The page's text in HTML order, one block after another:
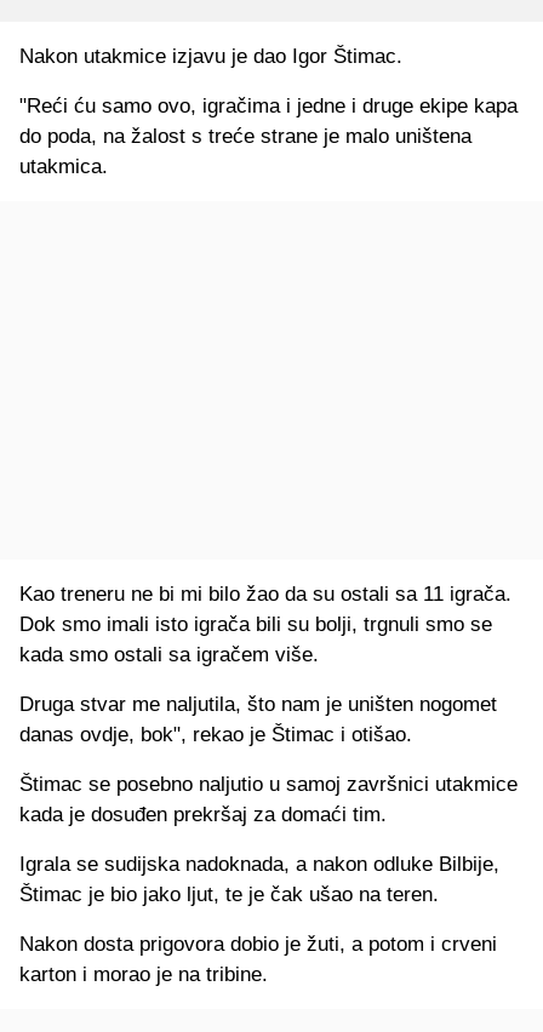
Nakon utakmice izjavu je dao Igor Štimac.
"Reći ću samo ovo, igračima i jedne i druge ekipe kapa
do poda, na žalost s treće strane je malo uništena
utakmica.
Kao treneru ne bi mi bilo žao da su ostali sa 11 igrača.
Dok smo imali isto igrača bili su bolji, trgnuli smo se
kada smo ostali sa igračem više.
Druga stvar me naljutila, što nam je uništen nogomet
danas ovdje, bok", rekao je Štimac i otišao.
Štimac se posebno naljutio u samoj završnici utakmice
kada je dosuđen prekršaj za domaći tim.
Igrala se sudijska nadoknada, a nakon odluke Bilbije,
Štimac je bio jako ljut, te je čak ušao na teren.
Nakon dosta prigovora dobio je žuti, a potom i crveni
karton i morao je na tribine.